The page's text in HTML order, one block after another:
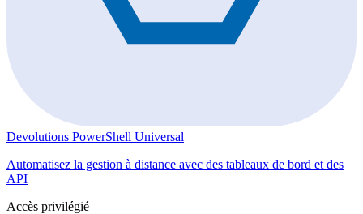
Devolutions PowerShell Universal
Automatisez la gestion à distance avec des tableaux de bord et des
API
Accès privilégié